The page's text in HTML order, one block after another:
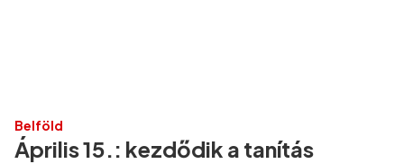
Belföld
Április 15.: kezdődik a tanítás